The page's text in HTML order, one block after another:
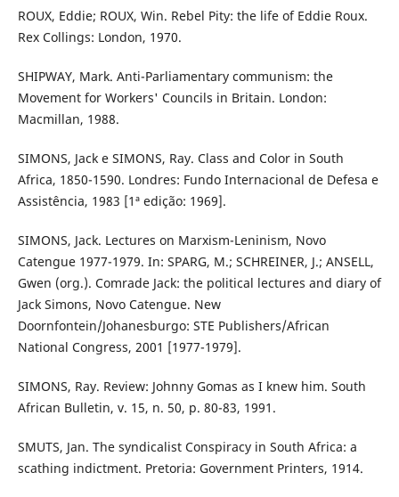
ROUX, Eddie; ROUX, Win. Rebel Pity: the life of Eddie Roux.
Rex Collings: London, 1970.
SHIPWAY, Mark. Anti-Parliamentary communism: the
Movement for Workers' Councils in Britain. London:
Macmillan, 1988.
SIMONS, Jack e SIMONS, Ray. Class and Color in South
Africa, 1850-1590. Londres: Fundo Internacional de Defesa e
Assistência, 1983 [1ª edição: 1969].
SIMONS, Jack. Lectures on Marxism-Leninism, Novo
Catengue 1977-1979. In: SPARG, M.; SCHREINER, J.; ANSELL,
Gwen (org.). Comrade Jack: the political lectures and diary of
Jack Simons, Novo Catengue. New
Doornfontein/Johanesburgo: STE Publishers/African
National Congress, 2001 [1977-1979].
SIMONS, Ray. Review: Johnny Gomas as I knew him. South
African Bulletin, v. 15, n. 50, p. 80-83, 1991.
SMUTS, Jan. The syndicalist Conspiracy in South Africa: a
scathing indictment. Pretoria: Government Printers, 1914.